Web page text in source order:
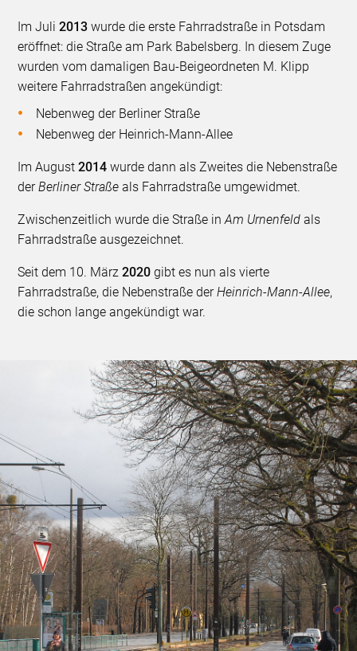
Im Juli2013wurde die erste Fahrradstraße in Potsdam
eröffnet: die Straße am Park Babelsberg. In diesem Zuge
wurden vom damaligen Bau-Beigeordneten M. Klipp
weitere Fahrradstraßen angekündigt:
Nebenweg der Berliner Straße
Nebenweg der Heinrich-Mann-Allee
Im August2014wurde dann als Zweites die Nebenstraße
derBerliner Straße als Fahrradstraße umgewidmet.
Zwischenzeitlich wurde die Straße inAm Urnenfeld als
Fahrradstraße ausgezeichnet.
Seit dem 10. März2020gibt es nun als vierte
Fahrradstraße, die Nebenstraße derHeinrich-Mann-Allee,
die schon lange angekündigt war.